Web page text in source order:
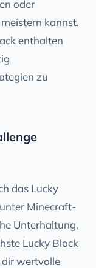
oder
kannst.
enthalten
zu
das Lucky
Minecraft-
Unterhaltung,
Lucky Block
dir wertvolle